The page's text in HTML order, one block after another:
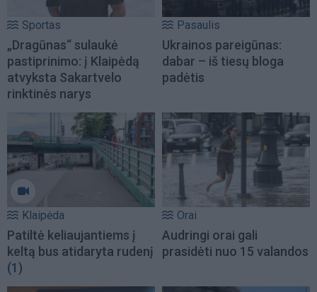
Sportas
„Dragūnas“ sulaukė
pastiprinimo: į Klaipėdą
atvyksta Sakartvelo
rinktinės narys
Pasaulis
Ukrainos pareigūnas:
dabar – iš tiesų bloga
padėtis
Klaipėda
Patiltė keliaujantiems į
keltą bus atidaryta rudenį
(1)
Orai
Audringi orai gali
prasidėti nuo 15 valandos